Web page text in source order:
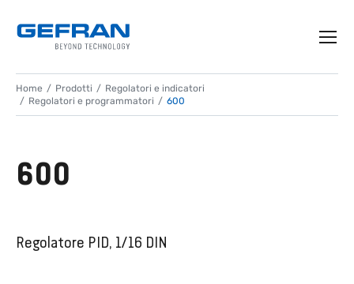
Home Prodotti
Regolatori e indicatori
Regolatori e programmatori
600
600
Regolatore PID, 1/16 DIN